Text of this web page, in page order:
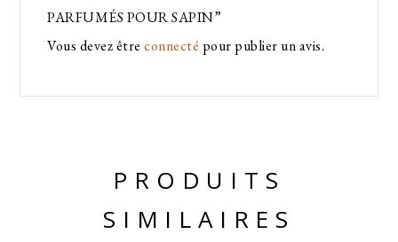
PARFUMÉS POUR SAPIN”
Vous devez êtreconnecté pour publier un avis.
PRODUITS
SIMILAIRES